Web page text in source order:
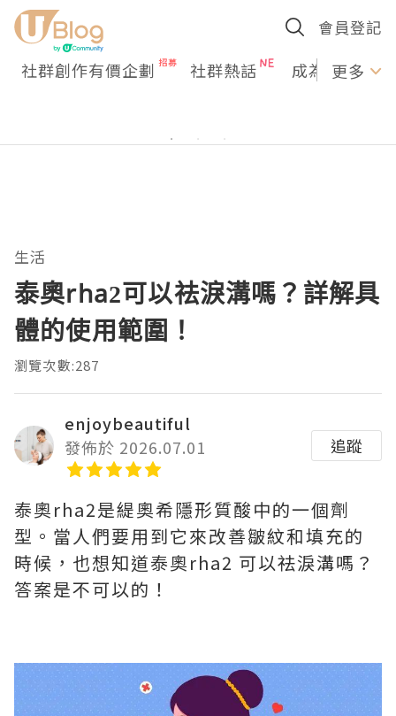
會員登記
社群創作有價企劃 社群熱話 成為U更多
生活
泰奧rha2可以祛淚溝嗎？詳解具
體的使用範圍！
瀏覽次數:287
enjoybeautiful
發佈於 2026.07.01
追蹤
泰奧rha2是緹奧希隱形質酸中的一個劑
型。當人們要用到它來改善皺紋和填充的
時候，也想知道泰奧rha2 可以祛淚溝嗎？
答案是不可以的！